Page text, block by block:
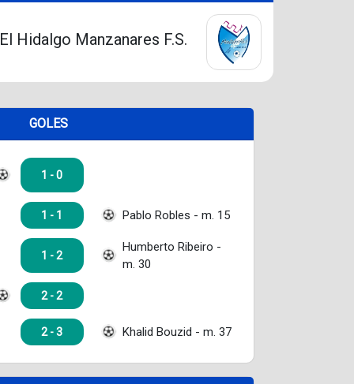
Hidalgo Manzanares F.S.
GOLES
1 - 0
1 - 1 Pablo Robles - m. 15
1 - 2
Humberto Ribeiro -
m. 30
2 - 2
2 - 3 Khalid Bouzid - m. 37